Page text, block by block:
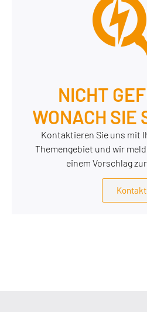
NICHT
WONACH SIE
Kontaktieren Sie uns mit
Themengebiet und wir
einem Vorschlag
Kontakt